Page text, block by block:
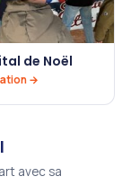
de Noël
→
avec sa